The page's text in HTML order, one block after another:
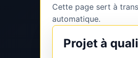
Cette page sert à
automatique.
Projet à